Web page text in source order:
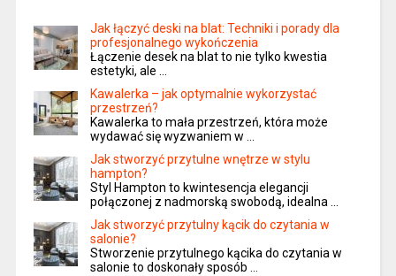
Jak łączyć deski na blat: Techniki i porady dla
profesjonalnego wykończenia
Łączenie desek na blat to nie tylko kwestia
estetyki, ale …
Kawalerka – jak optymalnie wykorzystać
przestrzeń?
Kawalerka to mała przestrzeń, która może
wydawać się wyzwaniem w …
Jak stworzyć przytulne wnętrze w stylu
hampton?
Styl Hampton to kwintesencja elegancji
połączonej z nadmorską swobodą, idealna …
Jak stworzyć przytulny kącik do czytania w
salonie?
Stworzenie przytulnego kącika do czytania w
salonie to doskonały sposób …